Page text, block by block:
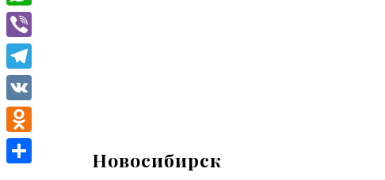
Новосибирск
WhatsApp
Viber
Telegram
VK
Odnoklassniki